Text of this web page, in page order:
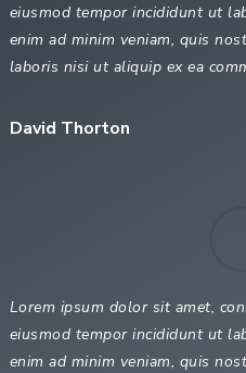
eiusmod tempor incididunt ut
enim ad minim veniam, quis
laboris nisi ut aliquip ex ea
David Thorton
Lorem ipsum dolor sit amet,
eiusmod tempor incididunt ut
enim ad minim veniam, quis